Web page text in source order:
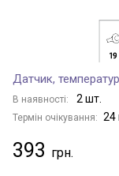
Датчик,
В наявності: 2 шт.
Термін очікування: 24
393